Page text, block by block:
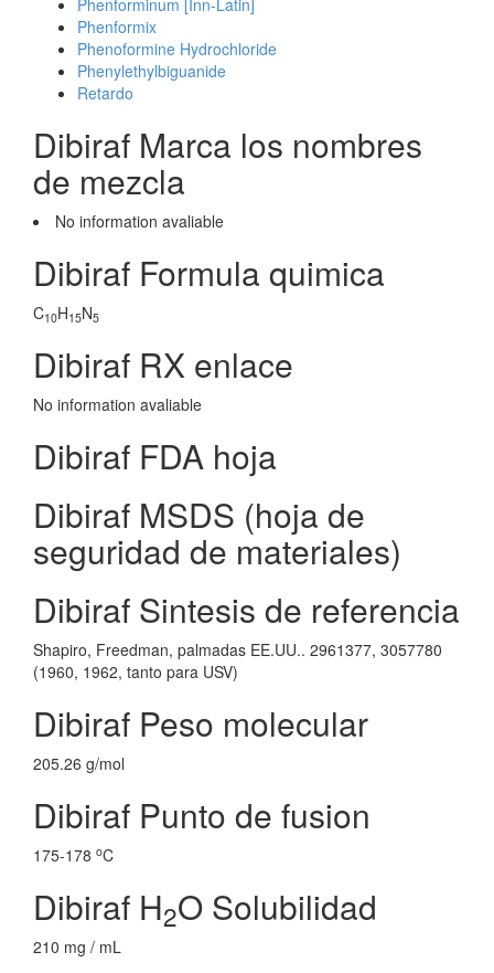
Phenforminum [Inn-Latin]
Phenformix
Phenoformine Hydrochloride
Phenylethylbiguanide
Retardo
Dibiraf Marca los nombres
de mezcla
No information avaliable
Dibiraf Formula quimica
C10H15N5
Dibiraf RX enlace
No information avaliable
Dibiraf FDA hoja
Dibiraf MSDS (hoja de
seguridad de materiales)
Dibiraf Sintesis de referencia
Shapiro, Freedman, palmadas EE.UU.. 2961377, 3057780
(1960, 1962, tanto para USV)
Dibiraf Peso molecular
205.26 g/mol
Dibiraf Punto de fusion
175-178 oC
Dibiraf H2O Solubilidad
210 mg / mL